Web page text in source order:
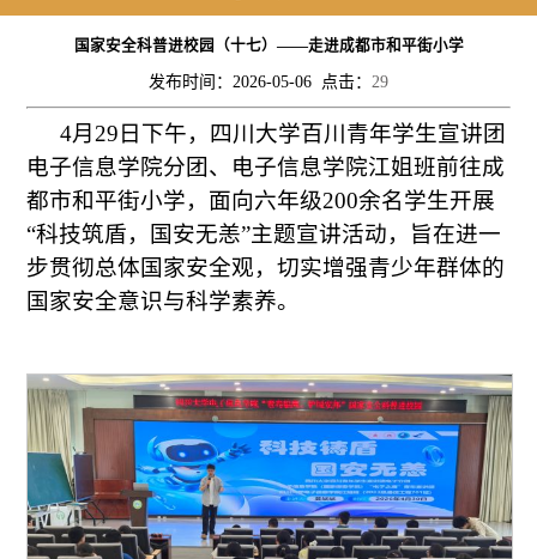
国家安全科普进校园（十七）——走进成都市和平街小学
发布时间：2026-05-06 点击： 29
4月29日下午，四川大学百川青年学生宣讲团
电子信息学院分团、电子信息学院江姐班前往成
都市和平街小学，面向六年级200余名学生开展
“科技筑盾，国安无恙”主题宣讲活动，旨在进一
步贯彻总体国家安全观，切实增强青少年群体的
国家安全意识与科学素养。